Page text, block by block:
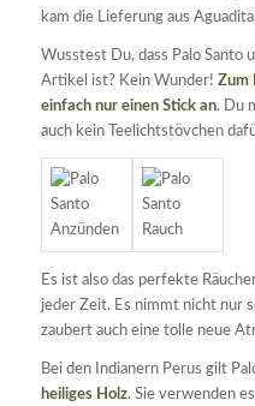
kam die Lieferung aus
Wusstest Du, dass Palo Santo
Artikel ist? Kein Wunder! Zum
einfach nur einen Stick an. Du
auch kein Teelichtstövchen
Es ist also das perfekte
jeder Zeit. Es nimmt nicht nur
zaubert auch eine tolle neue
Bei den Indianern Perus gilt
heiliges Holz. Sie verwenden